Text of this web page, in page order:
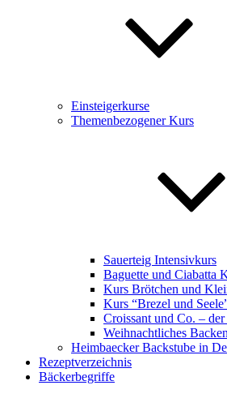
Einsteigerkurse
Themenbezogener Kurs
Sauerteig Intensivkurs
Baguette und Ciabatta
Kurs Brötchen und
Kurs “Brezel und
Croissant und Co. –
Weihnachtliches Backen
Heimbaecker Backstube in
Rezeptverzeichnis
Bäckerbegriffe